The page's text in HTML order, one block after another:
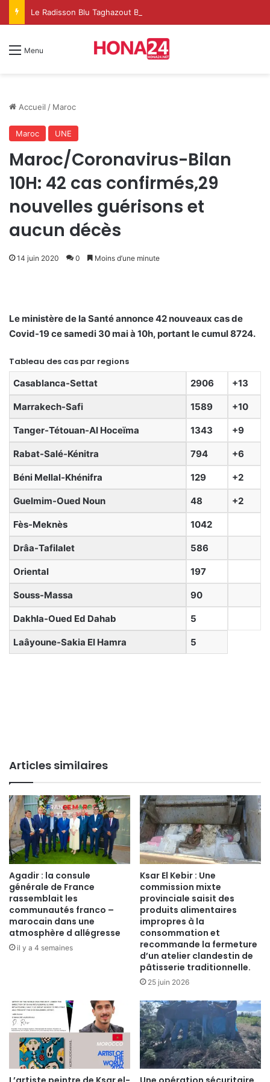
Menu
Accueil / Maroc
Maroc UNE
Maroc/Coronavirus-Bilan
10H: 42 cas confirmés,29
nouvelles guérisons et
aucun décès
14 juin 2020 0 Moins d’une minute
Le ministère de la Santé annonce 42 nouveaux cas de
Covid-19 ce samedi 30 mai à 10h, portant le cumul 8724.
Tableau des cas par regions
Casablanca-Settat
2906 +13
Marrakech-Safi 1589 +10
Tanger-Tétouan-Al Hoceïma 1343 +9
Rabat-Salé-Kénitra 794 +6
Béni Mellal-Khénifra 129 +2
Guelmim-Oued Noun 48 +2
Fès-Meknès 1042
Drâa-Tafilalet 586
Oriental 197
Souss-Massa 90
Dakhla-Oued Ed Dahab 5
Laâyoune-Sakia El Hamra 5
Articles similaires
Agadir : la consule
générale de France
rassemblait les
communautés franco –
marocain dans une
atmosphère d allégresse
il y a 4 semaines
Ksar El Kebir : Une
commission mixte
provinciale saisit des
produits alimentaires
impropres à la
consommation et
recommande la fermeture
d’un atelier clandestin de
pâtisserie traditionnelle.
25 juin 2026